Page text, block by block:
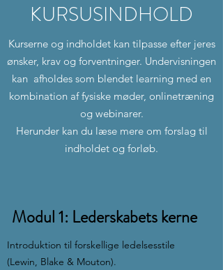
KURSUSINDHOLD
Kurserne og indholdet kan tilpasse efter jeres
ønsker, krav og forventninger. Undervisningen
kan afholdes som blendet learning med en
kombination af fysiske møder, onlinetræning
og webinarer.
Herunder kan du læse mere om forslag til
indholdet og forløb.
Modul 1: Lederskabets kerne
Introduktion til forskellige ledelsesstile
(Lewin, Blake & Mouton).